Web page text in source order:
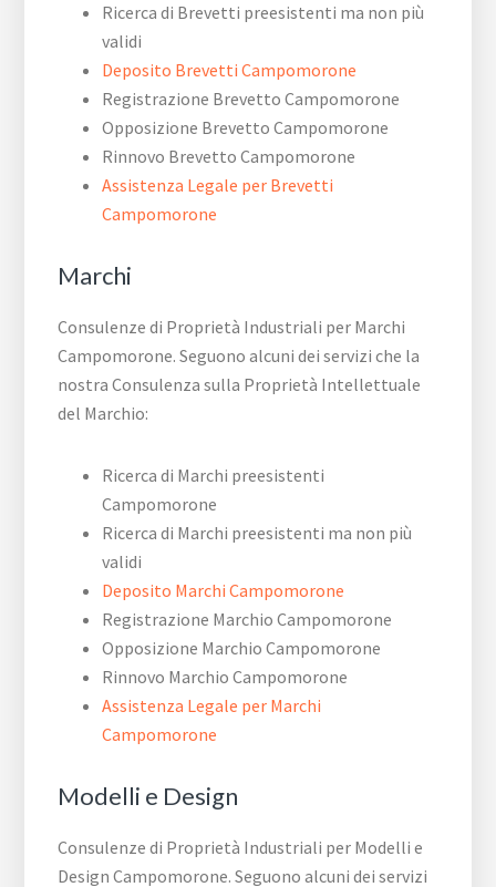
Ricerca di Brevetti preesistenti ma non più
validi
Deposito Brevetti Campomorone
Registrazione Brevetto Campomorone
Opposizione Brevetto Campomorone
Rinnovo Brevetto Campomorone
Assistenza Legale per Brevetti
Campomorone
Marchi
Consulenze di Proprietà Industriali per Marchi
Campomorone. Seguono alcuni dei servizi che la
nostra Consulenza sulla Proprietà Intellettuale
del Marchio:
Ricerca di Marchi preesistenti
Campomorone
Ricerca di Marchi preesistenti ma non più
validi
Deposito Marchi Campomorone
Registrazione Marchio Campomorone
Opposizione Marchio Campomorone
Rinnovo Marchio Campomorone
Assistenza Legale per Marchi
Campomorone
Modelli e Design
Consulenze di Proprietà Industriali per Modelli e
Design Campomorone. Seguono alcuni dei servizi